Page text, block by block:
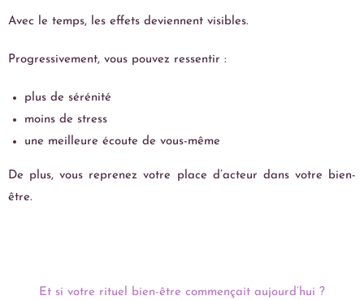
Avec le temps, les effets deviennent visibles.
Progressivement, vous pouvez ressentir :
plus de sérénité
moins de stress
une meilleure écoute de vous-même
De plus, vous reprenez votre place d’acteur dans votre bien-
être.
Et si votre rituel bien-être commençait aujourd’hui ?